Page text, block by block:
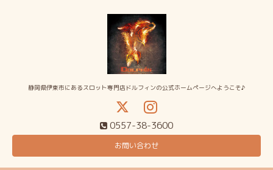
静岡県伊東市にあるスロット専門店ドルフィンの公式ホームページへようこそ♪
0557-38-3600
お問い合わせ